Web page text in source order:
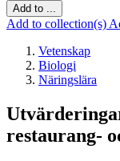
Add to ...
Add to collection(s)
Vetenskap
Biologi
Näringslära
restaurang-